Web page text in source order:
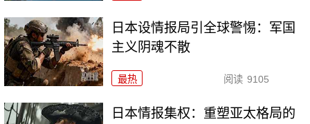
日本设情报局引全球警惕：军国
主义阴魂不散
最热 阅读 9105
日本情报集权：重塑亚太格局的